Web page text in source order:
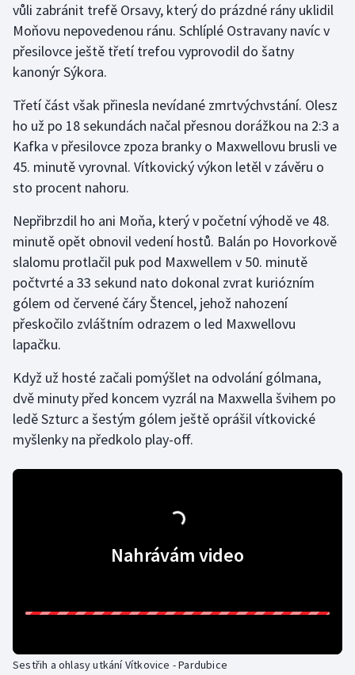
Parasport
Plavání
Plážový volejbal
Ragby
Rychlobruslení
Rychlostní kanoistika
Short track
Sportovní střelba
Stolní tenis
Triatlon
Veslování
Vodní slalom
vůli zabránit trefě Orsavy, který do prázdné rány uklidil
Moňovu nepovedenou ránu. Schlíplé Ostravany navíc v
přesilovce ještě třetí trefou vyprovodil do šatny
kanonýr Sýkora.
Třetí část však přinesla nevídané zmrtvýchvstání. Olesz
ho už po 18 sekundách načal přesnou dorážkou na 2:3 a
Kafka v přesilovce zpoza branky o Maxwellovu brusli ve
45. minutě vyrovnal. Vítkovický výkon letěl v závěru o
sto procent nahoru.
Nepřibrzdil ho ani Moňa, který v početní výhodě ve 48.
minutě opět obnovil vedení hostů. Balán po Hovorkově
slalomu protlačil puk pod Maxwellem v 50. minutě
počtvrté a 33 sekund nato dokonal zvrat kuriózním
gólem od červené čáry Štencel, jehož nahození
přeskočilo zvláštním odrazem o led Maxwellovu
lapačku.
Když už hosté začali pomýšlet na odvolání gólmana,
dvě minuty před koncem vyzrál na Maxwella švihem po
ledě Szturc a šestým gólem ještě oprášil vítkovické
myšlenky na předkolo play-off.
Nahrávám video
Sestřih a ohlasy utkání Vítkovice - Pardubice